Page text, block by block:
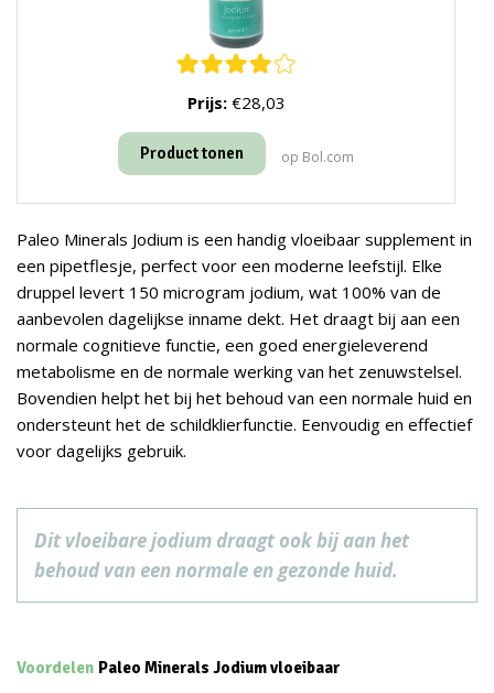
Prijs:€28,03
Product tonen op Bol.com
Paleo Minerals Jodium is een handig vloeibaar supplement in
een pipetflesje, perfect voor een moderne leefstijl. Elke
druppel levert 150 microgram jodium, wat 100% van de
aanbevolen dagelijkse inname dekt. Het draagt bij aan een
normale cognitieve functie, een goed energieleverend
metabolisme en de normale werking van het zenuwstelsel.
Bovendien helpt het bij het behoud van een normale huid en
ondersteunt het de schildklierfunctie. Eenvoudig en effectief
voor dagelijks gebruik.
Dit vloeibare jodium draagt ook bij aan het
behoud van een normale en gezonde huid.
Voordelen Paleo Minerals Jodium vloeibaar